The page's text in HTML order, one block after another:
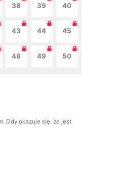
38 39 40
43 44 45
48 49 50
Gdy okazuje się, że jest